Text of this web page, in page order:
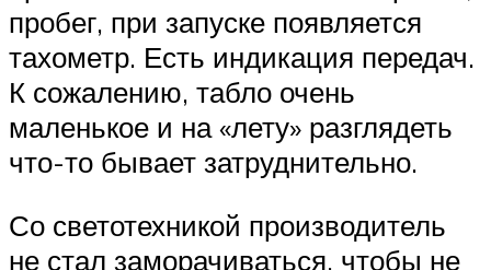
пробег, при запуске появляется
тахометр. Есть индикация передач.
К сожалению, табло очень
маленькое и на «лету» разглядеть
что-то бывает затруднительно.
Со светотехникой производитель
не стал заморачиваться, чтобы не